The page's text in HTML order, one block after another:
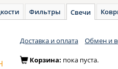
Фильтры Свечи
Доставка и оплата Обмен и
Корзина: пока пуста.